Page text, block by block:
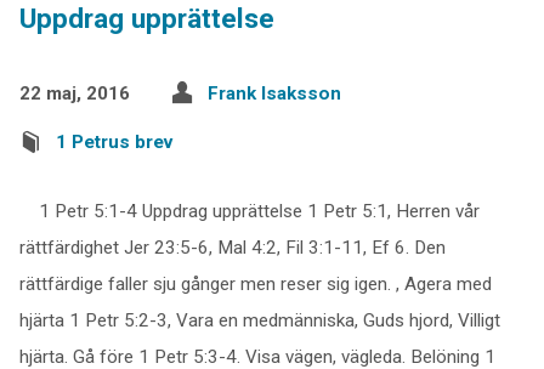
Uppdrag upprättelse
22 maj, 2016 Frank Isaksson
1 Petrus brev
1 Petr 5:1-4 Uppdrag upprättelse 1 Petr 5:1, Herren vår
rättfärdighet Jer 23:5-6, Mal 4:2, Fil 3:1-11, Ef 6. Den
rättfärdige faller sju gånger men reser sig igen. , Agera med
hjärta 1 Petr 5:2-3, Vara en medmänniska, Guds hjord, Villigt
hjärta. Gå före 1 Petr 5:3-4. Visa vägen, vägleda. Belöning 1